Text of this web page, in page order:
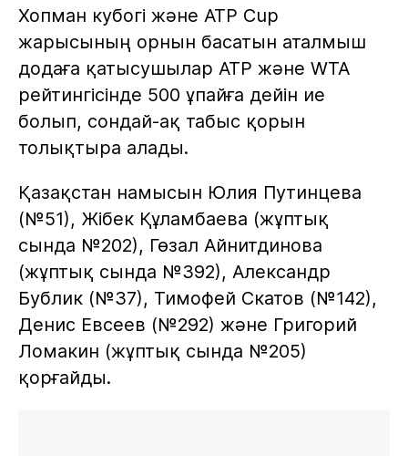
Хопман кубогі және ATP Cup
жарысының орнын басатын аталмыш
додаға қатысушылар ATP және WTA
рейтингісінде 500 ұпайға дейін ие
болып, сондай-ақ табыс қорын
толықтыра алады.
Қазақстан намысын Юлия Путинцева
(№51), Жібек Құламбаева (жұптық
сында №202), Гөзал Айнитдинова
(жұптық сында №392), Александр
Бублик (№37), Тимофей Скатов (№142),
Денис Евсеев (№292) және Григорий
Ломакин (жұптық сында №205)
қорғайды.